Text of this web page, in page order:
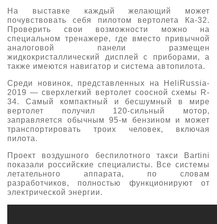
Пресс-релизы
На выставке каждый желающий может
почувствовать себя пилотом вертолета Ка-32.
Проверить свои возможности можно на
специальном тренажере, где вместо привычной
аналоговой панели размещен
жидкокристаллический дисплей с приборами, а
также имеются навигатор и система автопилота.
Среди новинок, представленных на HeliRussia-
2019 — сверхлегкий вертолет соосной схемы R-
34. Самый компактный и бесшумный в мире
вертолет получил 120-сильный мотор,
заправляется обычным 95-м бензином и может
транспортировать троих человек, включая
пилота.
Проект воздушного беспилотного такси Bartini
показали российские специалисты. Все системы
летательного аппарата, по словам
разработчиков, полностью функционируют от
электрической энергии.